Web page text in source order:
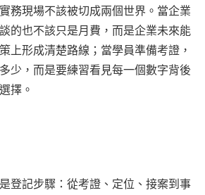
務現場不該被切成兩個世界。當企業
的也不該只是月費，而是企業未來能
上形成清楚路線；當學員準備考證，
少，而是要練習看見每一個數字背後
擇。
登記步驟：從考證、定位、接案到事